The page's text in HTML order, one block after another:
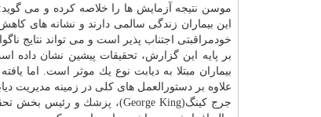
موسن نتیجه آزمایش ها را خلاصه كرده و می گوید:
این بیماران زندگی سالمی دارند و نشانه های
خودمراقبتی اجتناب پذیر است و می تواند نتایج
بر پایه این گزارش، تحقیقات پیشین نشان
بیماران مبتلا به دیابت نوع یك موثر است. اما
علاوه بر دستورالعمل های كلی در زمینه مدیریت
جرج كینگ(George King)،
پزشك و رئیس بخش